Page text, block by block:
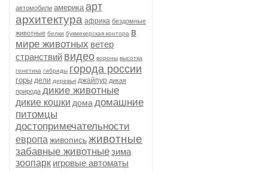
автомобили америка арт
архитектура африка бездомные
животные белки букмекерская контора в
мире животных ветер
странствий видео вороны высотка
генетика гибриды города россии
горы дели деревья джайпур дикая
природа дикие животные
дикие кошки дома домашние
питомцы
достопримечательности
европа живописьживотные
забавные животныезима
зоопарк игровые автоматы